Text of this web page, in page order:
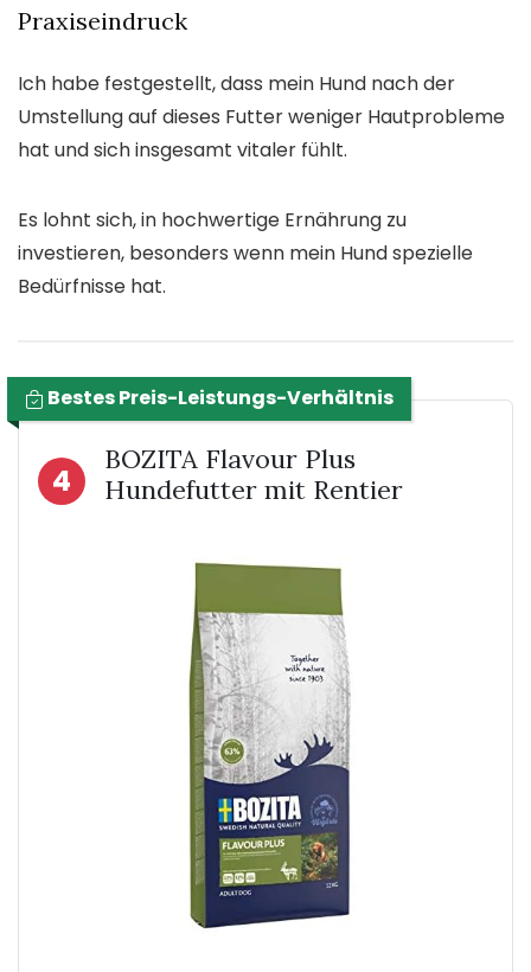
Praxiseindruck
Ich habe festgestellt, dass mein Hund nach der
Umstellung auf dieses Futter weniger Hautprobleme
hat und sich insgesamt vitaler fühlt.
Es lohnt sich, in hochwertige Ernährung zu
investieren, besonders wenn mein Hund spezielle
Bedürfnisse hat.
Bestes Preis-Leistungs-Verhältnis
4
BOZITA Flavour Plus
Hundefutter mit Rentier